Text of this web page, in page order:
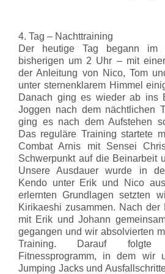
4. Tag – Nachttraining
Der heutige Tag begann im
bisherigen um 2 Uhr – mit
der Anleitung von Nico, Tom
unter sternenklarem Himmel
Danach ging es wieder ab ins
Joggen nach dem nächtlichen
ging es nach dem Aufstehen
Das reguläre Training startete
Combat Arnis mit Sensei
Schwerpunkt auf die Beinarbeit
Unsere Ausdauer wurde in
Kendo unter Erik und Nico
erlernten Grundlagen setzten
Kirikaeshi zusammen. Nach der
mit Erik und Johann
gegangen und wir absolvierten
Training. Darauf folgte
Fitnessprogramm, in dem wir
Jumping Jacks und